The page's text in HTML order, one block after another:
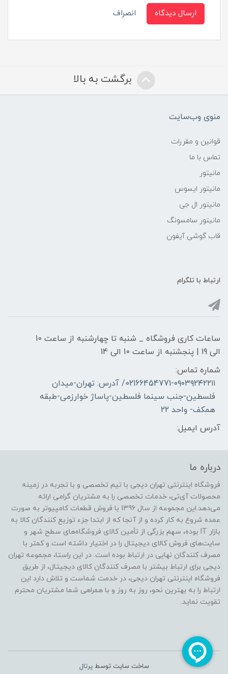
ارسال دیدگاه انصراف
برگشت به بالا
منوی وب‌سایت
قوانین و مقررات
تماس با ما
مانیتور
مانیتور ایسوس
مانیتور ال جی
مانیتور سامسونگ
قاب گوشی آیفون
ارتباط با تلگرام
ساعات کاری فروشگاه _ شنبه تا چهارشنبه از ساعت 10
الی 19 | پنجشنبه از ساعت 10 الی 14
شماره تماس:
02166454771-۰۹۰۳۹۲۴۲۲۱۱/ آدرس: تهران-میدان
فلسطین-جنب سینما فلسطین-پاساژ خوارزمی-طبقه
همکف- واحد 22
آدرس ایمیل:
درباره ما
فروشگاه اینترنتی تهران دیجی با تیم تخصصی و با تجربه در زمینه
محصولات آی‌تی، خدمات تخصصی را به مشتریان گرامی ارائه
می‌دهد.این مجموعه از سال 1396 با فروش قطعات کامپیوتر به صورت
عمده شروع به کار کرده و از آنجا که از ابتدا جزء توزیع کنندگان کالا به
بازار IT بوده، سهم بزرگی از تأمین کالای فروشگاه‌های سطح شهر و
سایت‌های فروش کالای دیجیتال را در اختیار داشته است و کمتر با
مصرف کنندگان نهایی در ارتباط بوده است. در این راستا، مجموعه تهران
دیجی برای ارتباط بیشتر با مصرف کنندگان کالای دیجیتال، از طریق
فروشگاه اینترنتی تهران دیجی، در خدمت شماست و تلاش دارد این
ارتباط را به بهترین نحو، روز به روز و با همراهی شما مشتریان محترم
تقویت نماید.
ساخت سایت توسطپرتال